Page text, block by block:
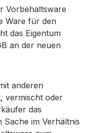
Vorbehaltsware
Ware für den
das Eigentum
an der neuen
anderen
vermischt oder
das
Sache im Verhältnis